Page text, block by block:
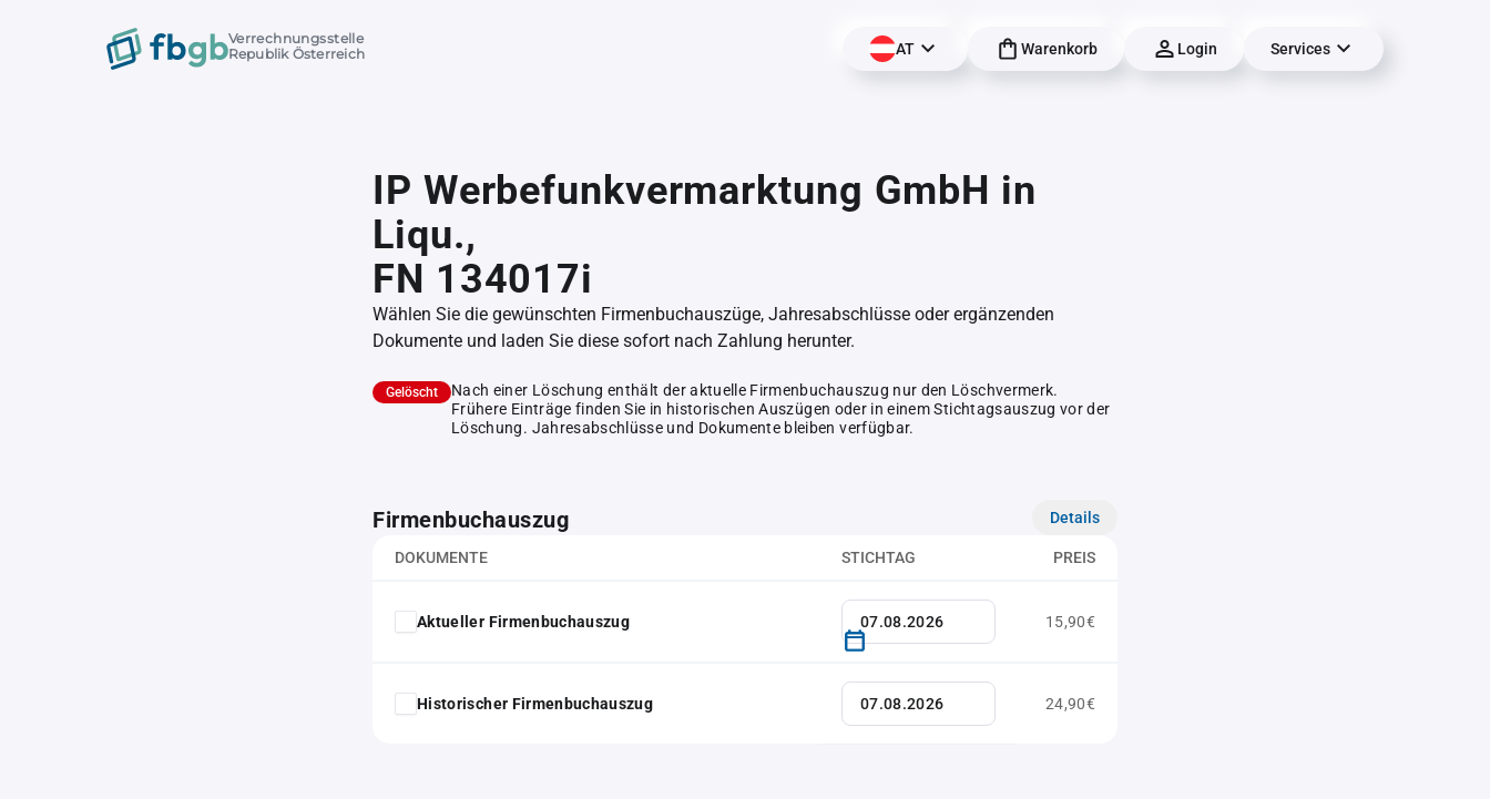
Verrechnungsstelle
Republik Österreich
AT Warenkorb Login Services
IP Werbefunkvermarktung GmbH in
Liqu.,
FN 134017i
Wählen Sie die gewünschten Firmenbuchauszüge, Jahresabschlüsse oder ergänzenden
Dokumente und laden Sie diese sofort nach Zahlung herunter.
Gelöscht
Nach einer Löschung enthält der aktuelle Firmenbuchauszug nur den Löschvermerk.
Frühere Einträge finden Sie in historischen Auszügen oder in einem Stichtagsauszug vor der
Löschung. Jahresabschlüsse und Dokumente bleiben verfügbar.
Firmenbuchauszug Details
DOKUMENTE STICHTAG PREIS
Aktueller Firmenbuchauszug 15,90€
Historischer Firmenbuchauszug 24,90€